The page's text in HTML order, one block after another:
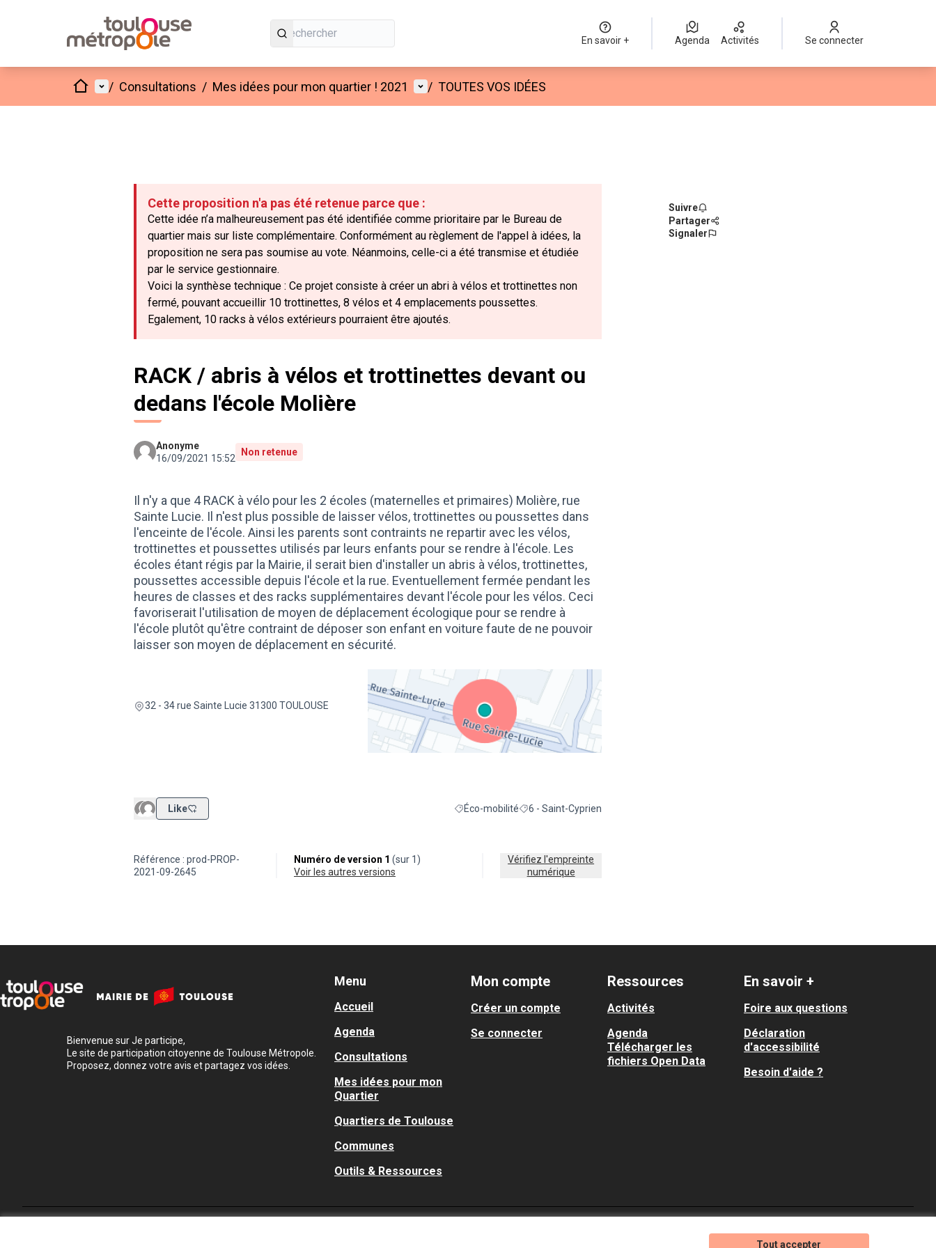
Tout accepter
En savoir + Agenda Activités Se connecter
AccueilMenu principal
/ Consultations / Mes idées pour mon quartier ! 2021 Menu utilisateur
/ TOUTES VOS IDÉES
Cette proposition n'a pas été retenue parce que :
Cette idée n’a malheureusement pas été identifiée comme prioritaire par le Bureau de
quartier mais sur liste complémentaire. Conformément au règlement de l'appel à idées, la
proposition ne sera pas soumise au vote. Néanmoins, celle-ci a été transmise et étudiée
par le service gestionnaire.
Voici la synthèse technique : Ce projet consiste à créer un abri à vélos et trottinettes non
fermé, pouvant accueillir 10 trottinettes, 8 vélos et 4 emplacements poussettes.
Egalement, 10 racks à vélos extérieurs pourraient être ajoutés.
RACK / abris à vélos et trottinettes devant ou
dedans l'école Molière
Anonyme
16/09/2021 15:52
Non retenue
Il n'y a que 4 RACK à vélo pour les 2 écoles (maternelles et primaires) Molière, rue
Sainte Lucie. Il n'est plus possible de laisser vélos, trottinettes ou poussettes dans
l'enceinte de l'école. Ainsi les parents sont contraints ne repartir avec les vélos,
trottinettes et poussettes utilisés par leurs enfants pour se rendre à l'école. Les
écoles étant régis par la Mairie, il serait bien d'installer un abris à vélos, trottinettes,
poussettes accessible depuis l'école et la rue. Eventuellement fermée pendant les
heures de classes et des racks supplémentaires devant l'école pour les vélos. Ceci
favoriserait l'utilisation de moyen de déplacement écologique pour se rendre à
l'école plutôt qu'être contraint de déposer son enfant en voiture faute de ne pouvoir
laisser son moyen de déplacement en sécurité.
32 - 34 rue Sainte Lucie 31300 TOULOUSE
Like Filtrer les résultats de la catégorie : Éco-mobilité
Éco-mobilitéFiltrer les résultats pour le secteur : 6 - Saint-Cyprien
6 - Saint-Cyprien
Suivre
Partager
Signaler
Référence : prod-PROP-
2021-09-2645
Numéro de version 1 (sur 1)
voir les autres versions
Vérifiez l'empreinte
numérique
Bienvenue sur Je participe,
Le site de participation citoyenne de Toulouse Métropole.
Proposez, donnez votre avis et partagez vos idées.
Menu
Accueil
Agenda
Consultations
Mes idées pour mon
Quartier
Quartiers de Toulouse
Communes
Outils & Ressources
Mon compte
Créer un compte
Se connecter
Ressources
Activités
Agenda
Télécharger les
fichiers Open Data
En savoir +
Foire aux questions
Déclaration
d'accessibilité
Besoin d'aide ?